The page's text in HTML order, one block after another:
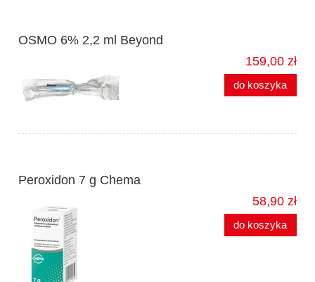
OSMO 6% 2,2 ml Beyond
159,00 zł
do koszyka
Peroxidon 7 g Chema
58,90 zł
do koszyka